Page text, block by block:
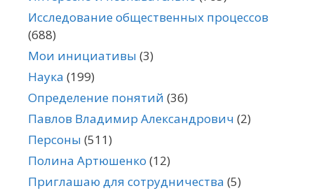
Исследование общественных процессов
(688)
Мои инициативы (3)
Наука (199)
Определение понятий (36)
Павлов Владимир Александрович (2)
Персоны (511)
Полина Артюшенко (12)
Приглашаю для сотрудничества (5)